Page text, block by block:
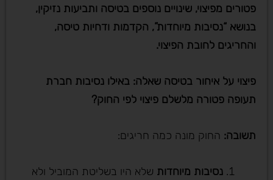
פטורים מפיצוי, שינויים נוספים בטיסה ותביעות נזיקין,
בנושא “נסיבות מיוחדות”, הקדמות ודחיות טיסה,
והחריגים לחובת הפיצוי.
פיצוי על איחור בטיסה שאלה: באילו נסיבות חברת
תעופה פטורה מלשלם פיצוי לפי החוק?
תשובה: החוק מונה כמה חריגים:
נסיבות מיוחדות שלא היו בשליטת המוביל ולא